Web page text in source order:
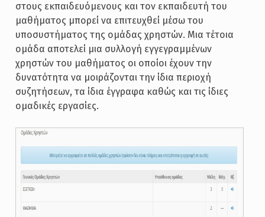
στους εκπαιδευόμενους και τον εκπαιδευτή του
μαθήματος μπορεί να επιτευχθεί μέσω του
υποσυστήματος της ομάδας χρηστών. Μια τέτοια
ομάδα αποτελεί μια συλλογή εγγεγραμμένων
χρηστών του μαθήματος οι οποίοι έχουν την
δυνατότητα να μοιράζονται την ίδια περιοχή
συζητήσεων, τα ίδια έγγραφα καθώς και τις ίδιες
ομαδικές εργασίες.